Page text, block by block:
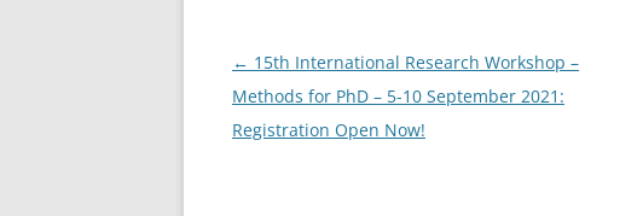
o
k
Post
navigation
← 15th International Research Workshop –
Methods for PhD – 5-10 September 2021:
Registration Open Now!